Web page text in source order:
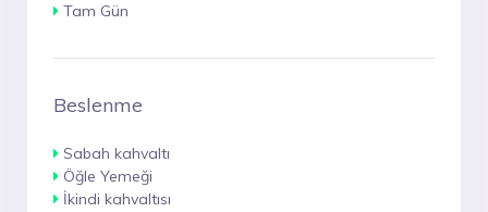
Tam Gün
Beslenme
Sabah kahvaltı
Öğle Yemeği
İkindi kahvaltısı